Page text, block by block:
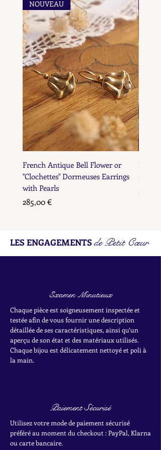
marks for objects in precious
metals.
NOUVEAU
French Antique Bell Flower or
"Clochettes" Dormeuses Earrings
with Pearls
Prix
285,00 €
LES ENGAGEMENTSde Petit Cœur
Examen Minutieux
Chaque pièce est soigneusement inspectée et
testée afin de vous fournir une description
détaillée de ses caractéristiques, ainsi qu’un
aperçu de son état et des matériaux utilisés.
Chaque bijou est délicatement nettoyé et poli à
la main.
Paiement Sécurisé
Utilisez votre mode de paiement sécurisé
préféré au moment du checkout : PayPal, Klarna
ou carte bancaire.